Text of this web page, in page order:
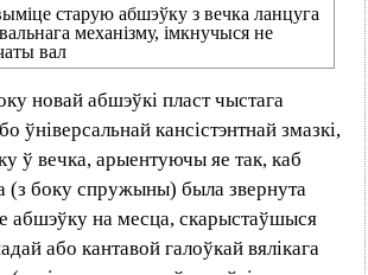
старую абшэўку з вечка ланцуга
механізму, імкнучыся не
вал
новай абшэўкі пласт чыстага
ўніверсальнай кансістэнтнай змазкі,
ў вечка, арыентуючы яе так, каб
(з боку спружыны) была звернута
абшэўку на месца, скарыстаўшыся
або кантавой галоўкай вялікага